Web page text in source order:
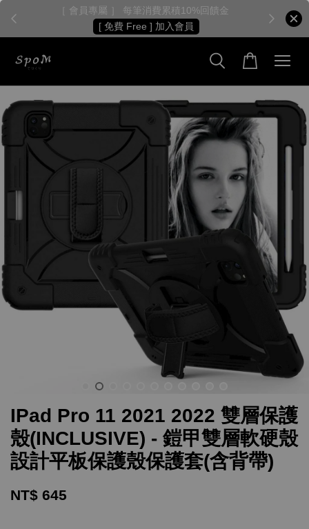
［ 會員專屬 ］ 每筆消費累積10%回饋金
[ 免費 Free ] 加入會員
IPad Pro 11 2021 2022 雙層保護
殼(INCLUSIVE) - 鎧甲雙層軟硬殼
設計平板保護殼保護套(含背帶)
NT$ 645